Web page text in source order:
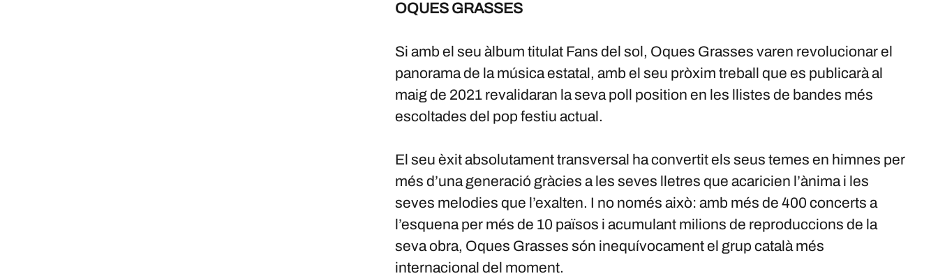
OQUES GRASSES
Si amb el seu àlbum titulat Fans del sol, Oques Grasses varen revolucionar el
panorama de la música estatal, amb el seu pròxim treball que es publicarà al
maig de 2021 revalidaran la seva poll position en les llistes de bandes més
escoltades del pop festiu actual.
El seu èxit absolutament transversal ha convertit els seus temes en himnes per
més d’una generació gràcies a les seves lletres que acaricien l’ànima i les
seves melodies que l’exalten. I no només això: amb més de 400 concerts a
l’esquena per més de 10 països i acumulant milions de reproduccions de la
seva obra, Oques Grasses són inequívocament el grup català més
internacional del moment.